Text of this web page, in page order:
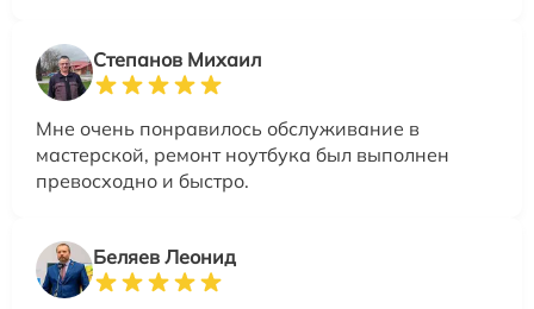
Степанов Михаил
Мне очень понравилось обслуживание в
мастерской, ремонт ноутбука был выполнен
превосходно и быстро.
Беляев Леонид